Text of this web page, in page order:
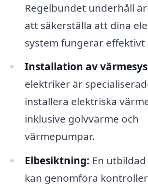
Regelbundet underhåll
att säkerställa att dina
system fungerar effektivt
Installation av
elektriker är
installera elektriska
inklusive golvvärme och
värmepumpar.
Elbesiktning: En
kan genomföra